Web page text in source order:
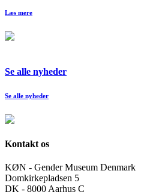
Læs mere
Se alle nyheder
Se alle nyheder
Kontakt os
KØN - Gender Museum Denmark
Domkirkepladsen 5
DK - 8000 Aarhus C